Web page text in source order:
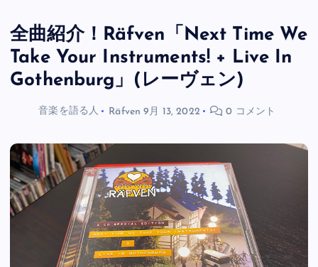
全曲紹介！Räfven「Next Time We
Take Your Instruments! + Live In
Gothenburg」(レーヴェン)
音楽を語る人 Räfven 9月 13, 2022 0 コメント